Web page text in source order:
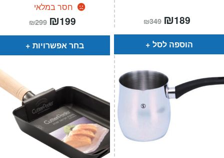
חסר במלאי
₪299 המחיר
המקורי
היה:
₪299.
₪199
הוא:
בחר אפשרויות
₪349 המחיר
המקורי
היה:
₪349.
₪189
הוא:
הוספה לסל